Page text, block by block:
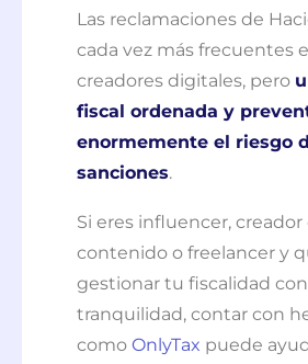
Las reclamaciones de
cada vez más frecuentes
creadores digitales, pero
fiscal ordenada y
enormemente el riesgo
sanciones.
Si eres influencer, creador
contenido o freelancer y
gestionar tu fiscalidad con
tranquilidad, contar con
como OnlyTax puede